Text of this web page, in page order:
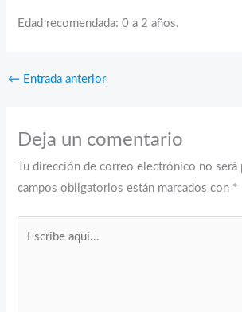
Edad recomendada: 0 a 2 años.
← Entrada anterior
Deja un comentario
Tu dirección de correo electrónico no será
campos obligatorios están marcados con *